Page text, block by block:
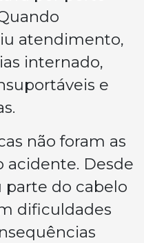
atendimento,
internado,
e
não foram as
acidente. Desde
parte do cabelo
dificuldades